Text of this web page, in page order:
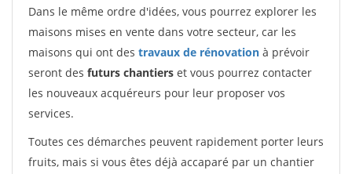
Dans le même ordre d'idées, vous pourrez explorer les
maisons mises en vente dans votre secteur, car les
maisons qui ont des travaux de rénovation à prévoir
seront des futurs chantiers et vous pourrez contacter
les nouveaux acquéreurs pour leur proposer vos
services.
Toutes ces démarches peuvent rapidement porter leurs
fruits, mais si vous êtes déjà accaparé par un chantier